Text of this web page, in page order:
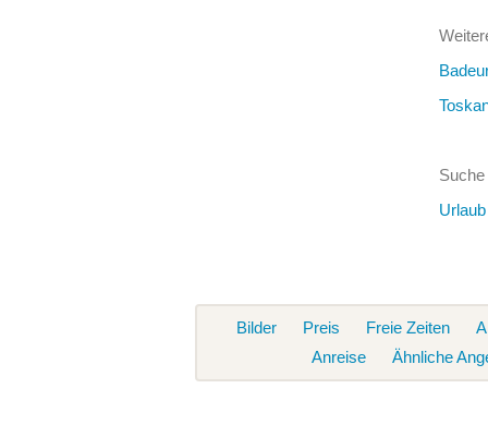
Bilder Preis Freie Zeiten
Anreise
Ähnliche